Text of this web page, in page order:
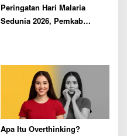
Peringatan Hari Malaria
Sedunia 2026, Pemkab
Apa Itu Overthinking?